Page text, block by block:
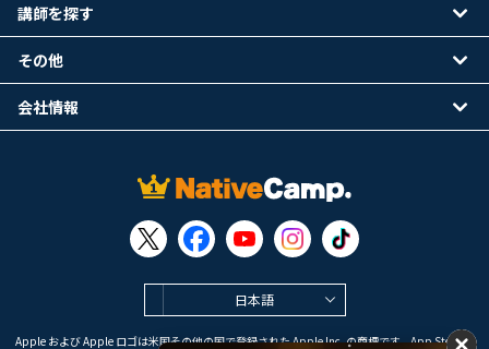
日本語
Apple および Apple ロゴは米国その他の国で登録された Apple Inc. の商標です。App Store は
講師を探す
その他
会社情報